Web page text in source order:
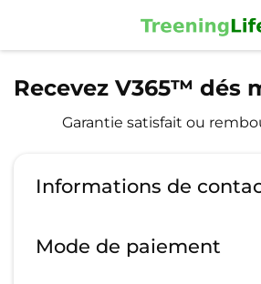
Recevez V365™ dés
Garantie satisfait ou
Informations de
Mode de paiement